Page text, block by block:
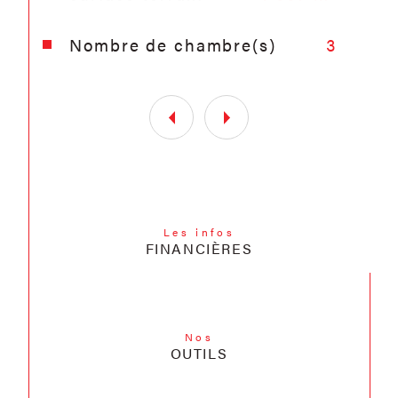
Nombre de chambre(s) 3
le siteGéorisques
Les infos
FINANCIÈRES
Nos
OUTILS